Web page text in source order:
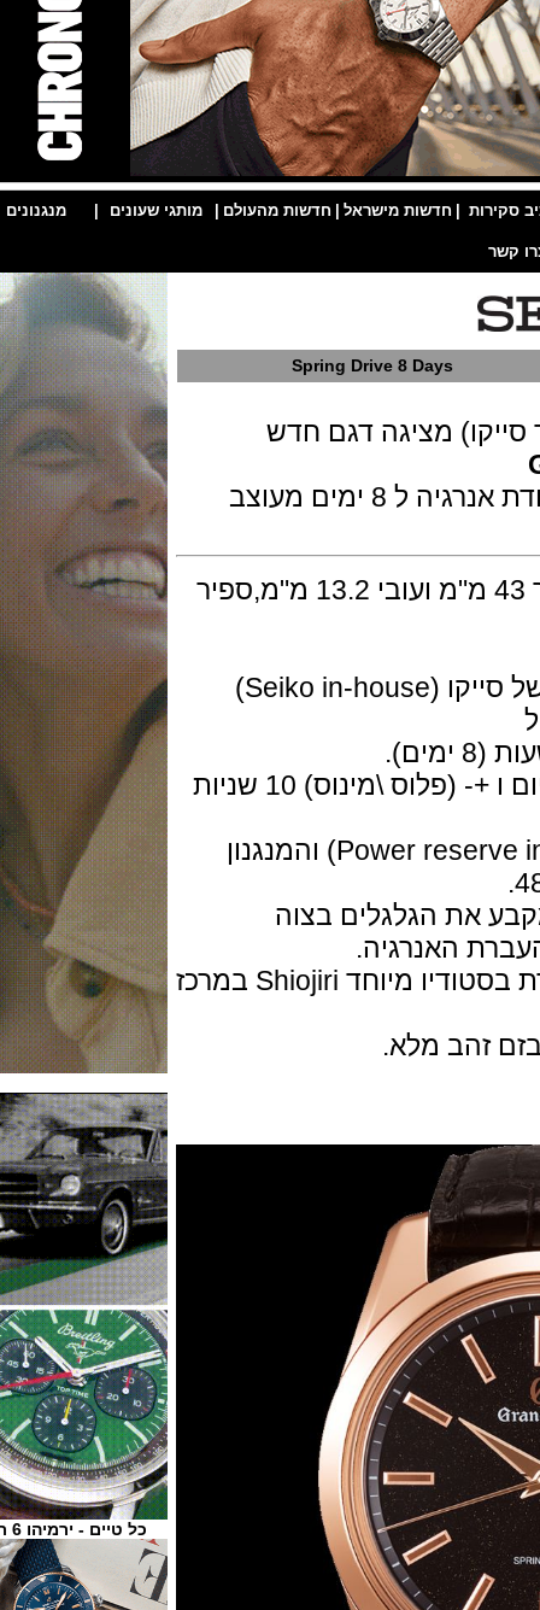
| חדשות מישראל | חדשות מהעולם | מותגי שעונים | מנגנונים |
Spring Drive 8 Days
מציגה דגם חדש
השעון בסדרת הספירנג דרייב עם עתודת אנרגיה ל 8 ימים מעוצב
גוף השעון בזהב ורוד מלא 18K בקוטר 43 מ"מ ועובי 13.2 מ"מ,ספיר
המנגנון מתיחה ידני יפני ביצור עצמי של סייקו (Seiko in-house)
היצרן מציג סטייה של +- 0.5 שניות ליום ו +- (פלוס \מינוס) 10 שניות
בגב השעון מוצג מד אנרגיה (Power reserve indicator) והמנגנון
הגלגלים בצוה
האנרגיה.
החוגה במוטיב "שמיים בלילה" ומיוצרת בסטודיו מיוחד Shiojiri במרכז
מלא.
כל טיים - ירמיהו 6 ת"א